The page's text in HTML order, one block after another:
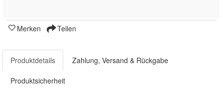
Merken Teilen
Produktdetails Zahlung, Versand & Rückgabe
Produktsicherheit